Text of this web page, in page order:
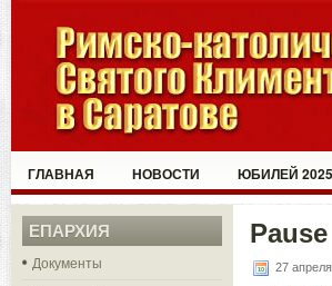
ГЛАВНАЯ НОВОСТИ ЮБИЛЕЙ 2025
ЕПАРХИЯ
Документы
Pause
27